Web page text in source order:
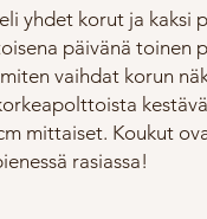
yhdet korut ja kaksi
päivänä toinen
vaihdat korun
mittaiset. Koukut
rasiassa!